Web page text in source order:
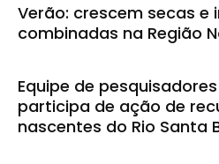
Verão: crescem secas e
combinadas na Região
Equipe de pesquisadores
participa de ação de
nascentes do Rio Santa